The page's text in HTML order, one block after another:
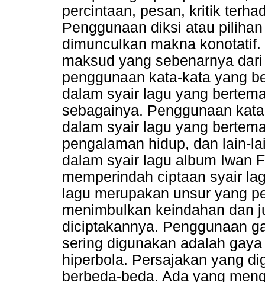
percintaan, pesan, kritik
Penggunaan diksi atau
dimunculkan makna
maksud yang sebenarnya
penggunaan kata-kata yang
dalam syair lagu yang
sebagainya. Penggunaan
dalam syair lagu yang
pengalaman hidup, dan lain-
dalam syair lagu album Iwan
memperindah ciptaan syair
lagu merupakan unsur yang
menimbulkan keindahan dan
diciptakannya. Penggunaan
sering digunakan adalah
hiperbola. Persajakan yang
berbeda-beda. Ada yang